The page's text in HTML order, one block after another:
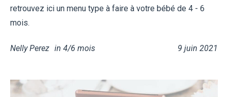
retrouvez ici un menu type à faire à votre bébé de 4 - 6
mois.
9 juin 2021
Nelly Perez in 4/6 mois